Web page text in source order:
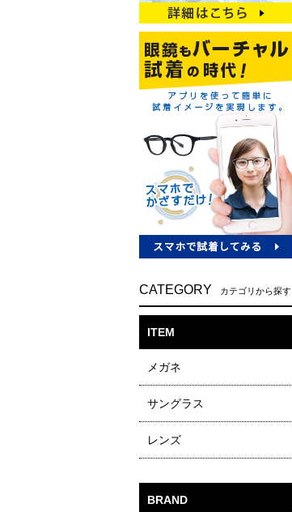
CATEGORY カテゴリから探す
ITEM
メガネ
サングラス
レンズ
BRAND